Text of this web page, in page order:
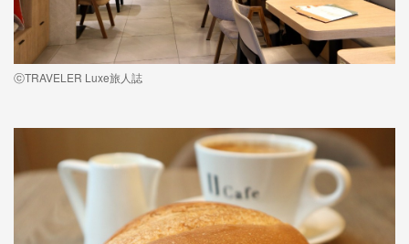
ⓒTRAVELER Luxe旅人誌